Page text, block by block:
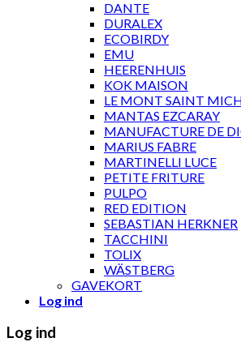
DANTE
DURALEX
ECOBIRDY
EMU
HEERENHUIS
KOK MAISON
LE MONT SAINT
MANTAS EZCARAY
MANUFACTURE DE
MARIUS FABRE
MARTINELLI LUCE
PETITE FRITURE
PULPO
RED EDITION
SEBASTIAN HERKNER
TACCHINI
TOLIX
WÄSTBERG
GAVEKORT
Log ind
Log ind